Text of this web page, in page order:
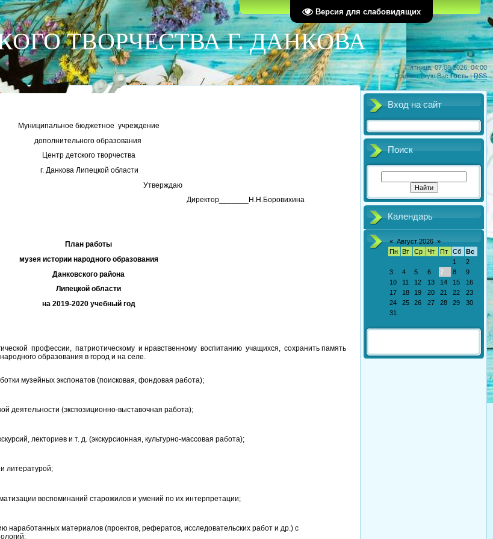
Версия для слабовидящих
Пятница, 07.08.2026, 04:00
Приветствую Вас Гость|RSS
ТВОРЧЕСТВА Г. ДАНКОВА
Муниципальное бюджетное учреждение
дополнительного образования
Центр детского творчества
г. Данкова Липецкой области
План работы
музея истории народного образования
Данковского района
Липецкой области
на 2019-2020 учебный год
профессии, патриотическому и нравственному воспитанию учащихся, сохранить память
образования в город и на селе.
музейных экспонатов (поисковая, фондовая работа);
деятельности (экспозиционно-выставочная работа);
лекториев и т. д. (экскурсионная, культурно-массовая работа);
литературой;
воспоминаний старожилов и умений по их интерпретации;
материалов (проектов, рефератов, исследовательских работ и др.) с
Вход на сайт
Поиск
Календарь
« Август 2026 »
Пн
Вт Ср Чт Пт Сб
Вс
1
2
3
4 5 6 7 8
9
10
11 12 13 14 15
16
17
18 19 20 21 22
23
24
25 26 27 28 29
30
31